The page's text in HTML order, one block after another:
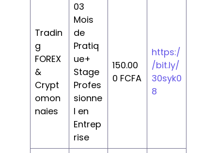
Tradin
g
FOREX
&
Crypt
omon
naies
03
Mois
de
Pratiq
ue+
Stage
Profes
sionne
l en
Entrep
rise
150.00
0 FCFA
https:/
/bit.ly/
30syk0
8